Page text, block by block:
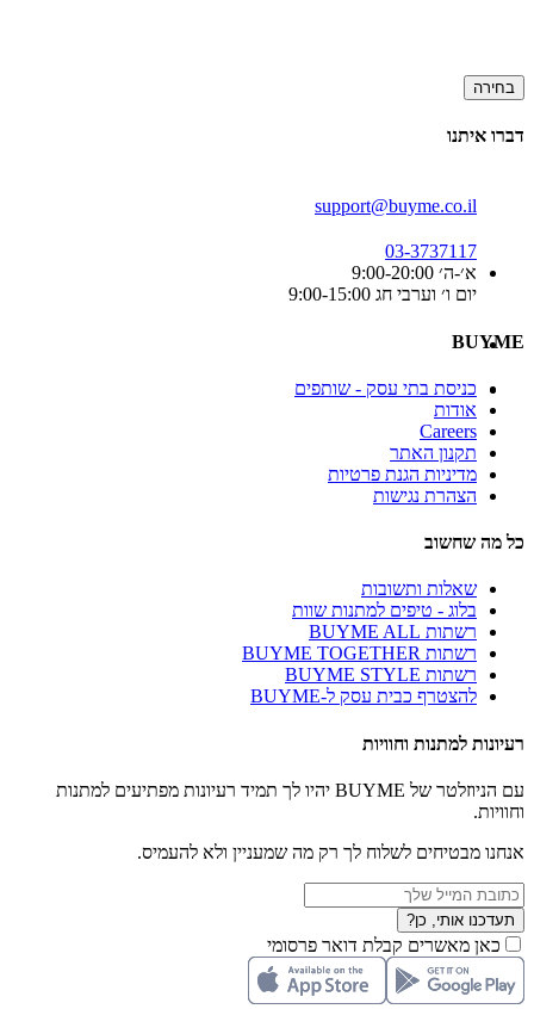
בחירה
דברו איתנו
support@buyme.co.il
03-3737117
א׳-ה׳ 9:00-20:00
יום ו׳ וערבי חג 9:00-15:00
BUYME
כניסת בתי עסק - שותפים
אודות
Careers
תקנון האתר
מדיניות הגנת פרטיות
הצהרת נגישות
כל מה שחשוב
שאלות ותשובות
בלוג - טיפים למתנות שוות
רשתות BUYME ALL
רשתות BUYME TOGETHER
רשתות BUYME STYLE
להצטרף כבית עסק ל-BUYME
רעיונות למתנות וחוויות
עם הניוזלטר של BUYME יהיו לך תמיד רעיונות מפתיעים למתנות
וחוויות.
אנחנו מבטיחים לשלוח לך רק מה שמעניין ולא להעמיס.
תעדכנו אותי, כן?
כאן מאשרים קבלת דואר פרסומי